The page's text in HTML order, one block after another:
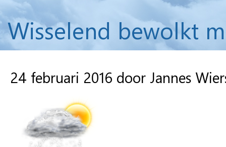
Wisselend bewolkt
24 februari 2016 door Jannes